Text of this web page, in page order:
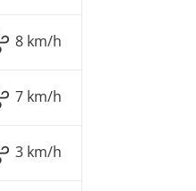
8 km/h
7 km/h
3 km/h